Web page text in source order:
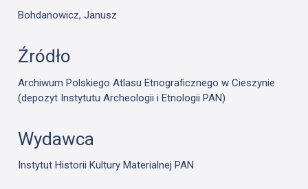
Bohdanowicz, Janusz
Źródło
Archiwum Polskiego Atlasu Etnograficznego w Cieszynie
(depozyt Instytutu Archeologii i Etnologii PAN)
Wydawca
Instytut Historii Kultury Materialnej PAN